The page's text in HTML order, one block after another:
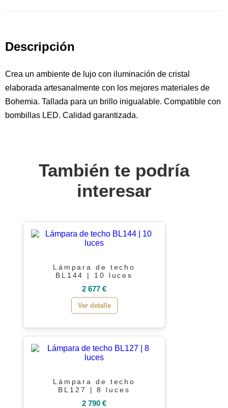
Descripción
Crea un ambiente de lujo con iluminación de cristal
elaborada artesanalmente con los mejores materiales de
Bohemia. Tallada para un brillo inigualable. Compatible con
bombillas LED. Calidad garantizada.
También te podría
interesar
Lámpara de techo
BL144 | 10 luces
2 677 €
Ver detalle
Lámpara de techo
BL127 | 8 luces
2 790 €